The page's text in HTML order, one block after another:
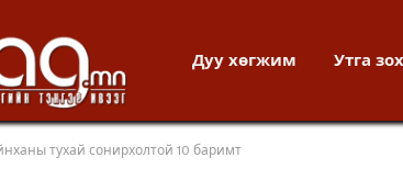
Дуу хөгжим Утга
тухай сонирхолтой 10 баримт